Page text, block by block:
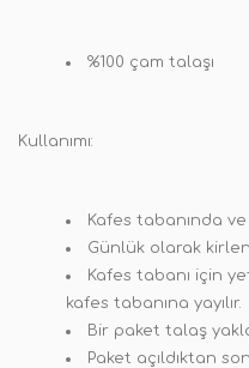
%100 çam talaşı
Kullanımı:
Kafes tabanında
Günlük olarak
Kafes tabanı için
kafes tabanına yayılır.
Bir paket talaş
Paket açıldıktan